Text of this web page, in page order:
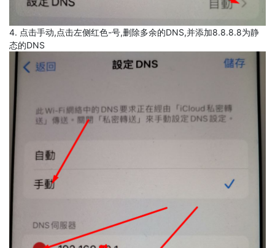
4. 点击手动,点击左侧红色-号,删除多余的DNS,并添加8.8.8.8为静
态的DNS